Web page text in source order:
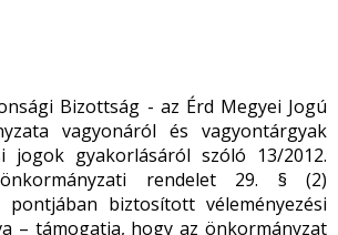
Bizottság - az Érd Megyei Jogú
vagyonáról és vagyontárgyak
jogok gyakorlásáról szóló 13/2012.
rendelet 29. § (2)
pontjában biztosított véleményezési
– támogatja, hogy az önkormányzat